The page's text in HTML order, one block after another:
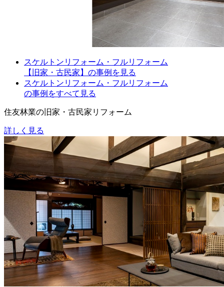
スケルトンリフォーム・フルリフォーム
【旧家・古民家】の事例を見る
スケルトンリフォーム・フルリフォーム
の事例をすべて見る
住友林業の旧家・古民家リフォーム
詳しく見る